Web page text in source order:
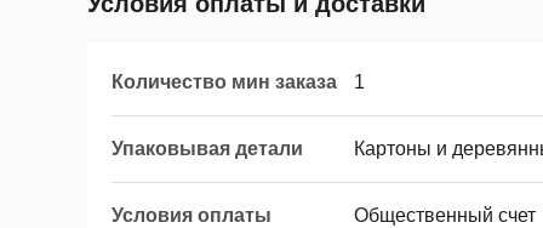
Количество мин заказа 1
Упаковывая детали Картоны и
Условия оплаты Общественный счет